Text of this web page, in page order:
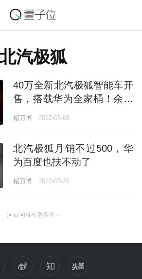
汽极狐
40万全新北汽极狐智能车开
售，搭载华为全家桶！余承
东：智能驾驶硬件地表最强
褚万博 2022-05-08
北汽极狐月销不过500，华
为百度也扶不动了
褚万博 2022-03-26
(●`ω`●)没有更多啦～